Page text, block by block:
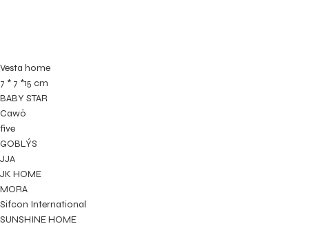
Vesta home
7 * 7 *15 cm
BABY STAR
Cawö
five
GOBLÝS
JJA
JK HOME
MORA
Sifcon International
SUNSHINE HOME